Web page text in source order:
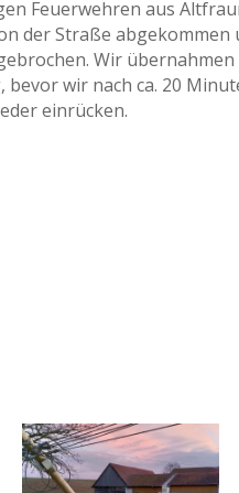
Feuerwehren aus
der Straße abgekommen
Wir übernahmen
wir nach ca. 20
einrücken.